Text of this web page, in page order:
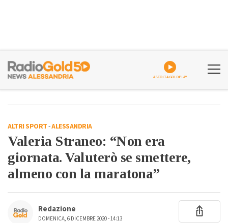
ASCOLTA GOLDPLAY
ALTRI SPORT-ALESSANDRIA
Valeria Straneo: “Non era
giornata. Valuterò se smettere,
almeno con la maratona”
Redazione
DOMENICA, 6 DICEMBRE 2020 - 14:13